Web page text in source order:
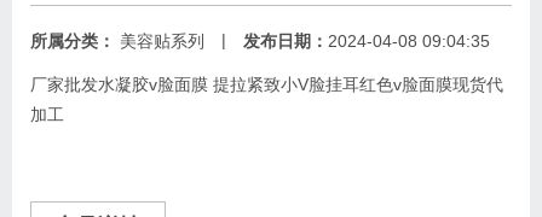
所属分类： 美容贴系列 | 发布日期： 2024-04-08 09:04:35
厂家批发水凝胶v脸面膜 提拉紧致小V脸挂耳红色v脸面膜现货代
加工